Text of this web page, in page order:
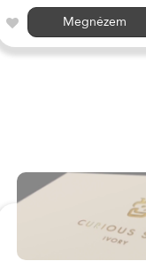
Megnézem